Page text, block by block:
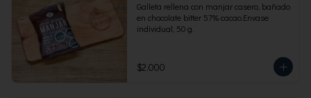
Galleta rellena con manjar casero, bañado
en chocolate bitter 57% cacao.Envase
individual, 50 g.
$2.000